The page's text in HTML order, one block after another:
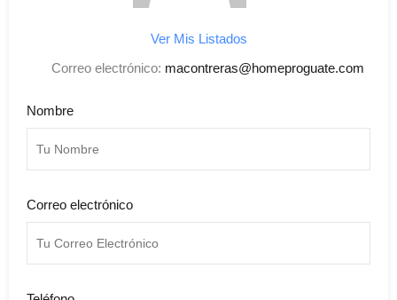
Ver Mis Listados
Correo electrónico: macontreras@homeproguate.com
Nombre
Correo electrónico